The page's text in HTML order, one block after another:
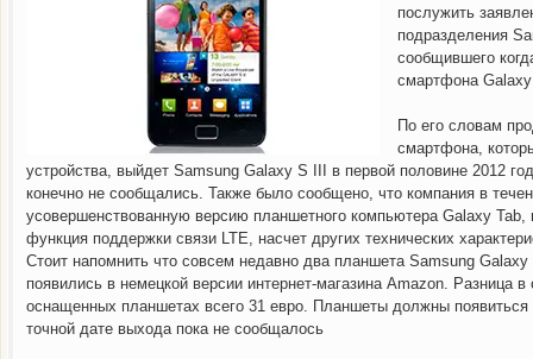
Ресурс Engadget заметил В интернет
послужить
подразделения
сообщившего
смартфона
По его словам
смартфона,
устройства, выйдет Samsung Galaxy S III в первой половине 2012
конечно не сообщались. Также было сообщено, что компания в
усовершенствованную версию планшетного компьютера Galaxy Tab,
функция поддержки связи LTE, насчет других технических
Стоит напомнить что совсем недавно два планшета Samsung
появились в немецкой версии интернет-магазина Amazon. Разница в
оснащенных планшетах всего 31 евро. Планшеты должны
точной дате выхода пока не сообщалось